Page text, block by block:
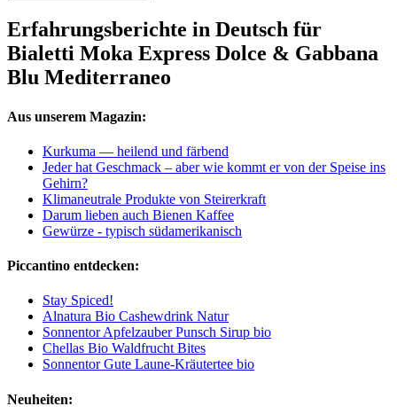
Erfahrungsberichte in Deutsch für
Bialetti Moka Express Dolce & Gabbana
Blu Mediterraneo
Aus unserem Magazin:
Kurkuma — heilend und färbend
Jeder hat Geschmack – aber wie kommt er von der Speise ins
Gehirn?
Klimaneutrale Produkte von Steirerkraft
Darum lieben auch Bienen Kaffee
Gewürze - typisch südamerikanisch
Piccantino entdecken:
Stay Spiced!
Alnatura Bio Cashewdrink Natur
Sonnentor Apfelzauber Punsch Sirup bio
Chellas Bio Waldfrucht Bites
Sonnentor Gute Laune-Kräutertee bio
Neuheiten: